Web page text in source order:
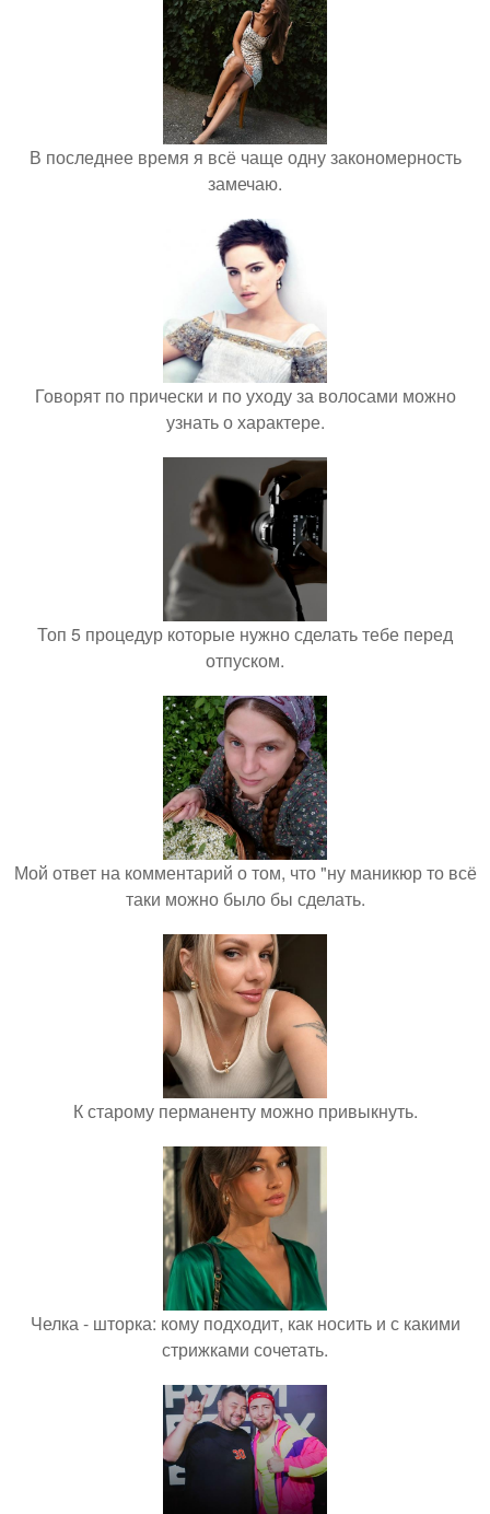
В последнее время я всё чаще одну закономерность
замечаю.
Говорят по прически и по уходу за волосами можно
узнать о характере.
Топ 5 процедур которые нужно сделать тебе перед
отпуском.
Мой ответ на комментарий о том, что "ну маникюр то всё
таки можно было бы сделать.
К старому перманенту можно привыкнуть.
Челка - шторка: кому подходит, как носить и с какими
стрижками сочетать.